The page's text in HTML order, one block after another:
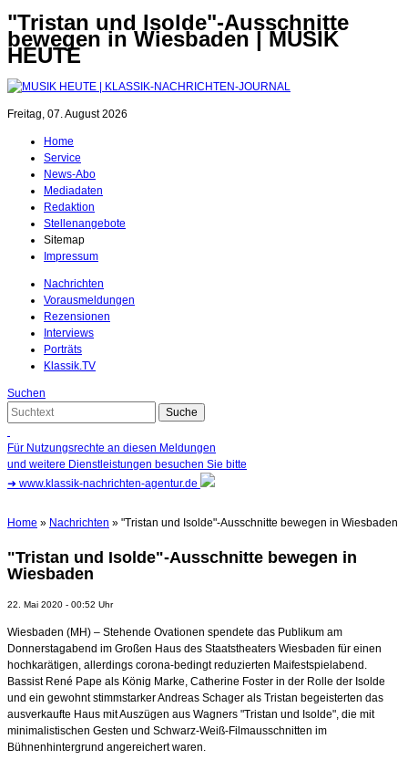
"Tristan und Isolde"-Ausschnitte
bewegen in Wiesbaden | MUSIK
HEUTE
Freitag, 07. August 2026
Home
Service
News-Abo
Mediadaten
Redaktion
Stellenangebote
Sitemap
Impressum
Nachrichten
Vorausmeldungen
Rezensionen
Interviews
Porträts
Klassik.TV
Suchen
Für Nutzungsrechte an diesen Meldungen
und weitere Dienstleistungen besuchen Sie bitte
➜ www.klassik-nachrichten-agentur.de
Home » Nachrichten » "Tristan und Isolde"-Ausschnitte bewegen in Wiesbaden
"Tristan und Isolde"-Ausschnitte bewegen in
Wiesbaden
22. Mai 2020 - 00:52 Uhr
Wiesbaden (MH) – Stehende Ovationen spendete das Publikum am
Donnerstagabend im Großen Haus des Staatstheaters Wiesbaden für einen
hochkarätigen, allerdings corona-bedingt reduzierten Maifestspielabend.
Bassist René Pape als König Marke, Catherine Foster in der Rolle der Isolde
und ein gewohnt stimmstarker Andreas Schager als Tristan begeisterten das
ausverkaufte Haus mit Auszügen aus Wagners "Tristan und Isolde", die mit
minimalistischen Gesten und Schwarz-Weiß-Filmausschnitten im
Bühnenhintergrund angereichert waren.